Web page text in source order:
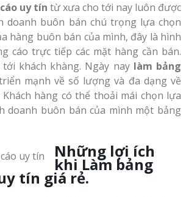
uy tín từ xưa cho tới nay luôn được
doanh buôn bán chú trọng lựa chọn
hàng buôn bán của mình, đây là hình
cáo trực tiếp các mặt hàng cần bán.
khách khàng. Ngày nay làm bảng
mạnh về số lượng và đa dạng về
Khách hàng có thể thoải mái chọn lựa
doanh buôn bán của mình một bảng
Những lợi ích
khi Làm bảng
tín giá rẻ.